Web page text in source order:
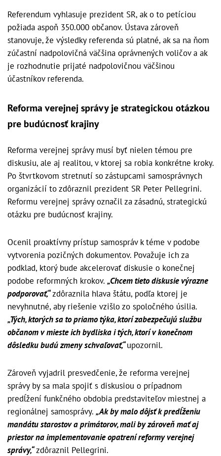
Referendum vyhlasuje prezident SR, ak o to petíciou
požiada aspoň 350.000 občanov. Ústava zároveň
stanovuje, že výsledky referenda sú platné, ak sa na ňom
zúčastní nadpolovičná väčšina oprávnených voličov a ak
je rozhodnutie prijaté nadpolovičnou väčšinou
účastníkov referenda.
Reforma verejnej správy je strategickou otázkou
pre budúcnosť krajiny
Reforma verejnej správy musí byť nielen témou pre
diskusiu, ale aj realitou, v ktorej sa robia konkrétne kroky.
Po štvrtkovom stretnutí so zástupcami samosprávnych
organizácií to zdôraznil prezident SR Peter Pellegrini.
Reformu verejnej správy označil za zásadnú, strategickú
otázku pre budúcnosť krajiny.
Ocenil proaktívny prístup samospráv k téme v podobe
vytvorenia pozičných dokumentov. Považuje ich za
podklad, ktorý bude akcelerovať diskusie o konečnej
podobe reformných krokov. „Chcem tieto diskusie výrazne
podporovať,“zdôraznila hlava štátu, podľa ktorej je
nevyhnutné, aby riešenie vzišlo zo spoločného úsilia.
„Tých, ktorých sa to priamo týka, ktorí zabezpečujú službu
občanom v mieste ich bydliska i tých, ktorí v konečnom
dôsledku budú zmeny schvaľovať,“upozornil.
Zároveň vyjadril presvedčenie, že reforma verejnej
správy by sa mala spojiť s diskusiou o prípadnom
predĺžení funkčného obdobia predstaviteľov miestnej a
regionálnej samosprávy. „Ak by malo dôjsť k predĺženiu
mandátu starostov a primátorov, mali by zároveň mať aj
priestor na implementovanie opatrení reformy verejnej
správy,“zdôraznil Pellegrini.